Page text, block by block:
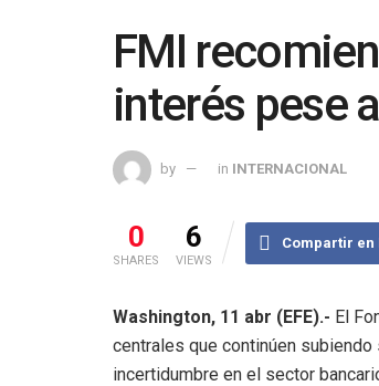
FMI
interés pese
by in INTERNACIONAL
0
SHARES
6
VIEWS
Compartir en
Washington, 11 abr (EFE).- El
centrales que continúen
incertidumbre en el sector